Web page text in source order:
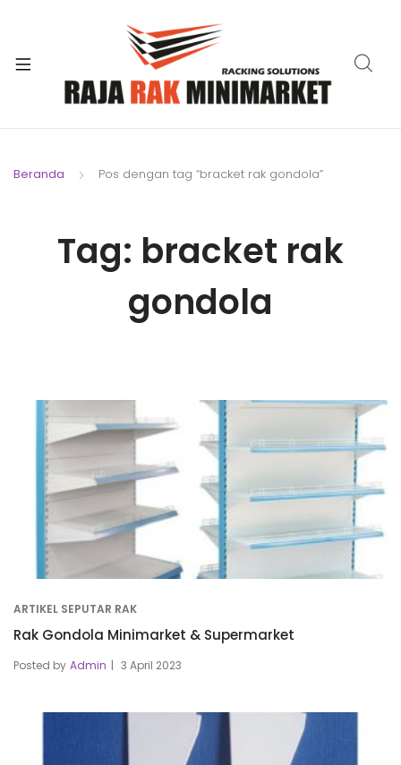
Beranda Pos dengan tag “bracket rak gondola”
Tag: bracket rak
gondola
ARTIKEL SEPUTAR RAK
Rak Gondola Minimarket & Supermarket
Posted by Admin 3 April 2023